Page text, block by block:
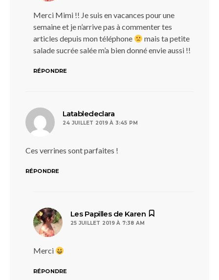
Merci Mimi !! Je suis en vacances pour une
semaine et je n’arrive pas à commenter tes
articles depuis mon téléphone
mais ta petite
salade sucrée salée m’a bien donné envie aussi !!
RÉPONDRE
Latabledeclara
24 JUILLET 2019 À 3:45 PM
Ces verrines sont parfaites !
RÉPONDRE
Les Papilles de Karen
25 JUILLET 2019 À 7:38 AM
Merci
RÉPONDRE